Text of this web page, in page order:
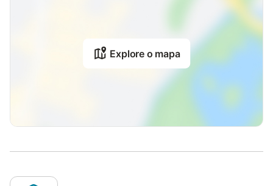
Explore o mapa